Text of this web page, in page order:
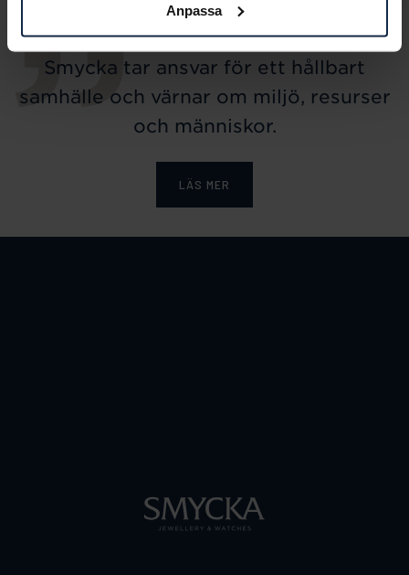
Anpassa
Smycka tar ansvar för ett hållbart
samhälle och värnar om miljö, resurser
och människor.
LÄS MER